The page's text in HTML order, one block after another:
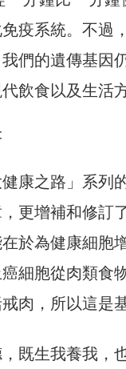
疫系統。不過
們的遺傳基因
飲食以及生活
康之路」系列
更增補和修訂
於為健康細胞
細胞從肉類食
肉，所以這是基
既生我養我，